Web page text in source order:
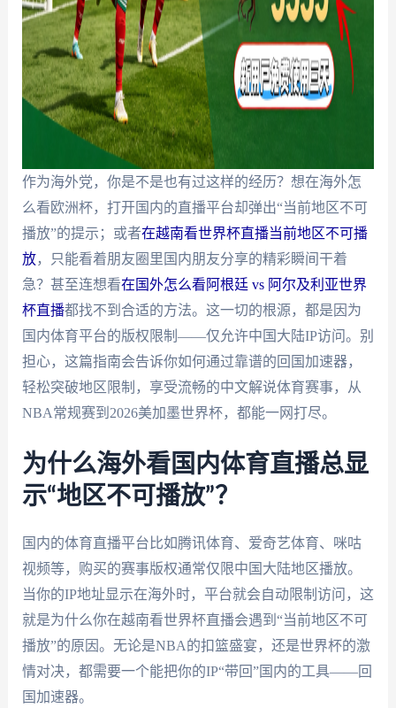
作为海外党，你是不是也有过这样的经历？想在海外怎
么看欧洲杯，打开国内的直播平台却弹出“当前地区不可
播放”的提示；或者在越南看世界杯直播当前地区不可播
放，只能看着朋友圈里国内朋友分享的精彩瞬间干着
急？甚至连想看在国外怎么看阿根廷 vs 阿尔及利亚世界
杯直播都找不到合适的方法。这一切的根源，都是因为
国内体育平台的版权限制——仅允许中国大陆IP访问。别
担心，这篇指南会告诉你如何通过靠谱的回国加速器，
轻松突破地区限制，享受流畅的中文解说体育赛事，从
NBA常规赛到2026美加墨世界杯，都能一网打尽。
为什么海外看国内体育直播总显
示“地区不可播放”？
国内的体育直播平台比如腾讯体育、爱奇艺体育、咪咕
视频等，购买的赛事版权通常仅限中国大陆地区播放。
当你的IP地址显示在海外时，平台就会自动限制访问，这
就是为什么你在越南看世界杯直播会遇到“当前地区不可
播放”的原因。无论是NBA的扣篮盛宴，还是世界杯的激
情对决，都需要一个能把你的IP“带回”国内的工具——回
国加速器。